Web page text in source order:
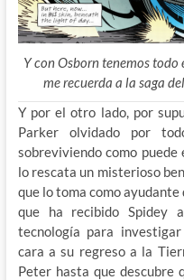
Y con Osborn tenemos
me recuerda a la saga
Y por el otro lado, por
Parker olvidado por
sobreviviendo como puede
lo rescata un misterioso
que lo toma como
que ha recibido Spidey
tecnología para
cara a su regreso a la
Peter hasta que descubre